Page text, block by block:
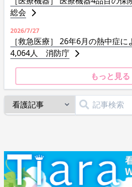
総会
2026/7/27
［救急医療］ 26年6月の熱中症
4,064人 消防庁
もっと見る